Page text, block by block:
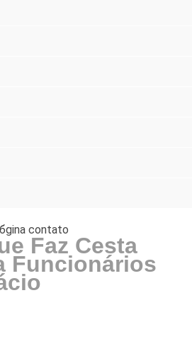
Faz Cesta
Funcionários